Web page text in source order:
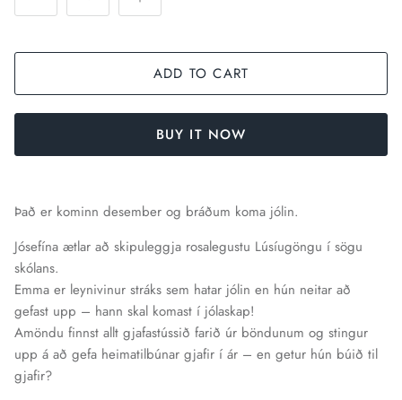
ADD TO CART
BUY IT NOW
Það er kominn desember og bráðum koma jólin.
Jósefína ætlar að skipuleggja rosalegustu Lúsíugöngu í sögu
skólans.
Emma er leynivinur stráks sem hatar jólin en hún neitar að
gefast upp – hann skal komast í jólaskap!
Amöndu finnst allt gjafastússið farið úr böndunum og stingur
upp á að gefa heimatilbúnar gjafir í ár – en getur hún búið til
gjafir?